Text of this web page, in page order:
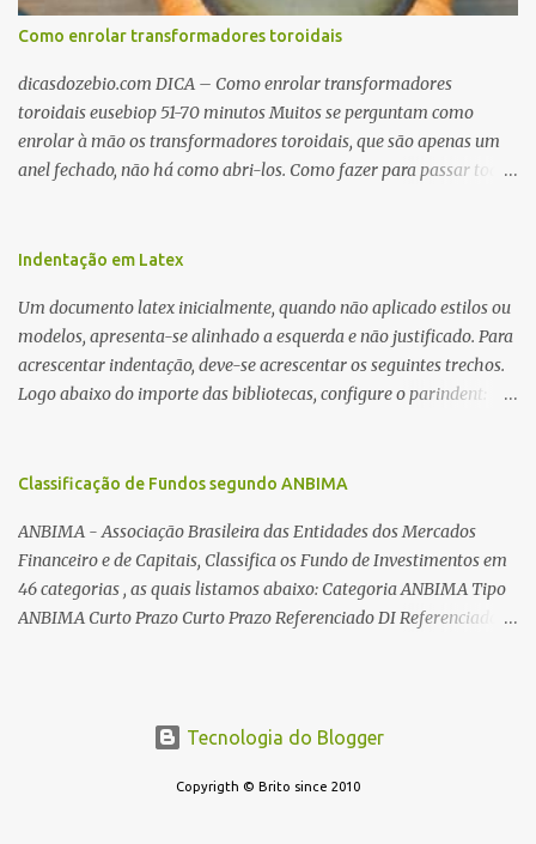
Como enrolar transformadores toroidais
dicasdozebio.com DICA – Como enrolar transformadores
toroidais eusebiop 51-70 minutos Muitos se perguntam como
enrolar à mão os transformadores toroidais, que são apenas um
anel fechado, não há como abri-los. Como fazer para passar toda
utilizadas para automatizar a bobinagem de grandes e pequenos
dos núcleos e dos transformadores toroidais e como foram
desmontados dois deles. Características dos transformadores
toroidais Os transformadores toroidais tem aparecido cada vez
mais em circuitos eletrônicos, pois apresentam algumas
é baixíssima ao redor do transformador, o que perm...
Indentação em Latex
Um documento latex inicialmente, quando não aplicado estilos ou
modelos, apresenta-se alinhado a esquerda e não justificado. Para
acrescentar indentação, deve-se acrescentar os seguintes trechos.
Logo abaixo do importe das bibliotecas, configure o parindent:
{1cm plus 4mm minus 3mm} Para indentar um paragrafo
de um paragrafo, use: \noindent
Classificação de Fundos segundo ANBIMA
ANBIMA - Associação Brasileira das Entidades dos Mercados
Financeiro e de Capitais, Classifica os Fundo de Investimentos em
46 categorias , as quais listamos abaixo: Categoria ANBIMA Tipo
ANBIMA Curto Prazo Curto Prazo Referenciado DI Referenciado
Multimercados Multimercados Macro * ...
Tecnologia do Blogger
Copyrigth © Brito since 2010